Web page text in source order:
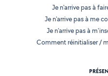
Je n'arrive pas à
Je n'arrive pas à me
Je n'arrive pas à
Comment réinitialiser /